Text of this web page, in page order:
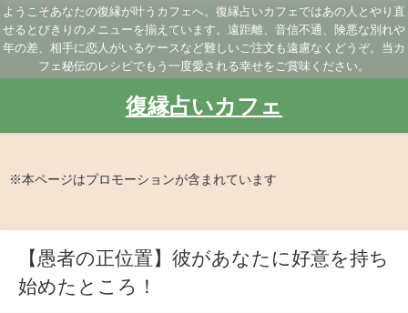
ようこそあなたの復縁が叶うカフェへ。復縁占いカフェではあの人とやり直
せるとびきりのメニューを揃えています。遠距離、音信不通、険悪な別れや
年の差、相手に恋人がいるケースなど難しいご注文も遠慮なくどうぞ。当カ
フェ秘伝のレシピでもう一度愛される幸せをご賞味ください。
復縁占いカフェ
※本ページはプロモーションが含まれています
【愚者の正位置】彼があなたに好意を持ち
始めたところ！